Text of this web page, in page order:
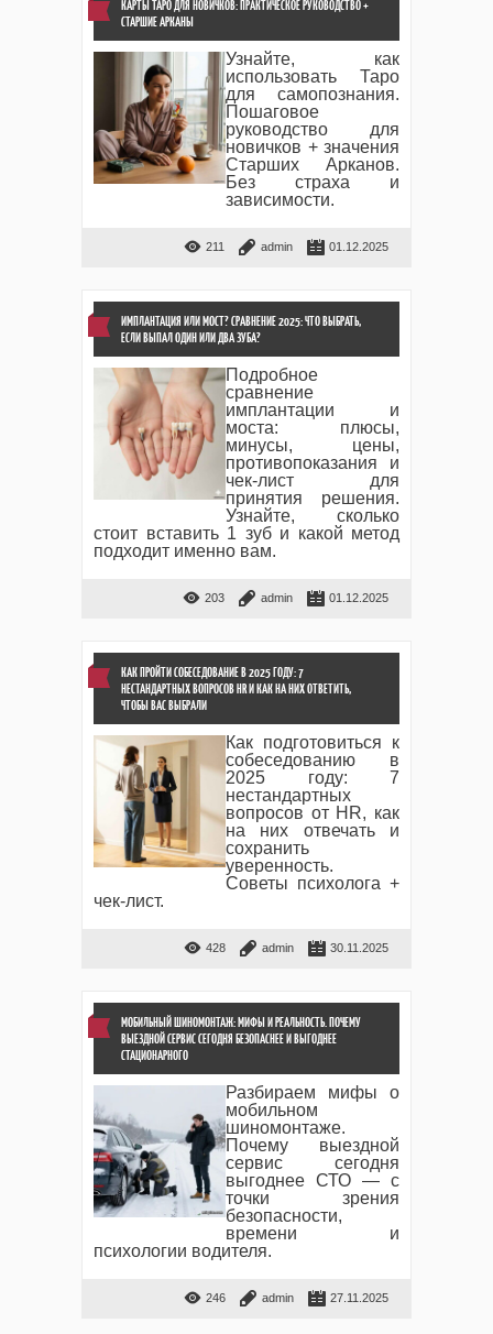
КАРТЫ ТАРО ДЛЯ НОВИЧКОВ: ПРАКТИЧЕСКОЕ РУКОВОДСТВО +
СТАРШИЕ АРКАНЫ
Узнайте, как
использовать Таро
для самопознания.
Пошаговое
руководство для
новичков + значения
Старших Арканов.
Без страха и
зависимости.
211 admin 01.12.2025
ИМПЛАНТАЦИЯ ИЛИ МОСТ? СРАВНЕНИЕ 2025: ЧТО ВЫБРАТЬ,
ЕСЛИ ВЫПАЛ ОДИН ИЛИ ДВА ЗУБА?
Подробное
сравнение
имплантации и
моста: плюсы,
минусы, цены,
противопоказания и
чек-лист для
принятия решения.
Узнайте, сколько
стоит вставить 1 зуб и какой метод
подходит именно вам.
203 admin 01.12.2025
КАК ПРОЙТИ СОБЕСЕДОВАНИЕ В 2025 ГОДУ: 7
НЕСТАНДАРТНЫХ ВОПРОСОВ HR И КАК НА НИХ ОТВЕТИТЬ,
ЧТОБЫ ВАС ВЫБРАЛИ
Как подготовиться к
собеседованию в
2025 году: 7
нестандартных
вопросов от HR, как
на них отвечать и
сохранить
уверенность.
Советы психолога +
чек-лист.
428 admin 30.11.2025
МОБИЛЬНЫЙ ШИНОМОНТАЖ: МИФЫ И РЕАЛЬНОСТЬ. ПОЧЕМУ
ВЫЕЗДНОЙ СЕРВИС СЕГОДНЯ БЕЗОПАСНЕЕ И ВЫГОДНЕЕ
СТАЦИОНАРНОГО
Разбираем мифы о
мобильном
шиномонтаже.
Почему выездной
сервис сегодня
выгоднее СТО — с
точки зрения
безопасности,
времени и
психологии водителя.
246 admin 27.11.2025